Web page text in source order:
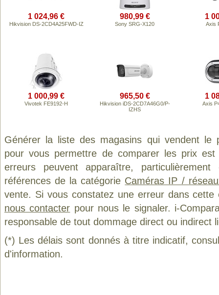
1 024,96 €
Hikvision DS-2CD4A25FWD-IZ
980,99 €
Sony SRG-X120
1
Axis
1 000,99 €
Vivotek FE9192-H
965,50 €
Hikvision iDS-2CD7A46G0/P-
IZHS
1
Axis
Générer la liste des magasins qui vendent le
pour vous permettre de comparer les prix
erreurs peuvent apparaître,
références de la catégorie Caméras IP /
vente. Si vous constatez une erreur dans
nous contacter pour nous le signaler. i-
responsable de tout dommage direct ou indirect
(*) Les délais sont donnés à titre indicatif,
d'information.